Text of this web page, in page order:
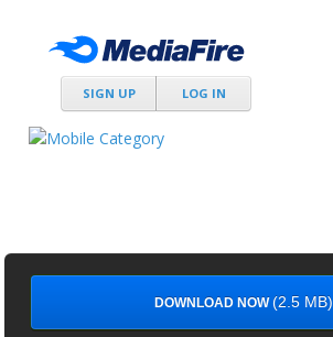
SIGN UP LOG IN
DOWNLOAD NOW(2.5 MB)